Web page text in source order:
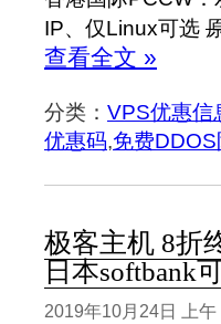
IP、仅Linux可选
查看全文 »
分类： VPS优惠信
优惠码,免费DDOS
极客主机 8折
日本softbank
2019年10月24日 上